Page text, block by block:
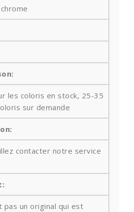
les coloris en stock, 25-35
sur demande
contacter notre service
pas un original qui est